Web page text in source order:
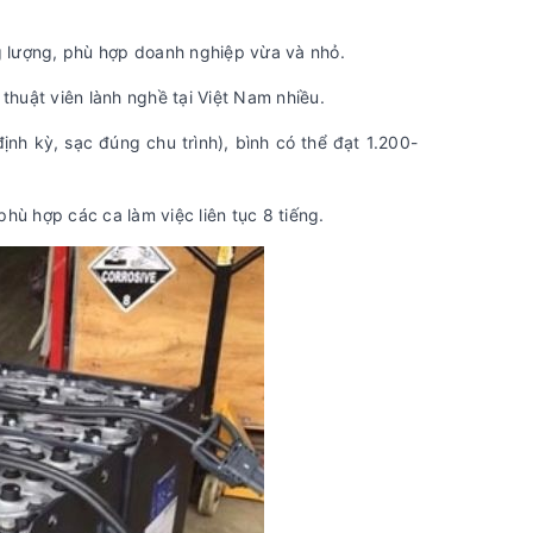
phù hợp doanh nghiệp vừa và nhỏ.
viên lành nghề tại Việt Nam nhiều.
kỳ, sạc đúng chu trình), bình có thể đạt 1.200-
hợp các ca làm việc liên tục 8 tiếng.